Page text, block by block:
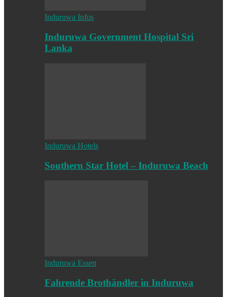
Induruwa Infos
Induruwa Government Hospital Sri
Lanka
Induruwa Hotels
Southern Star Hotel – Induruwa Beach
Induruwa Essen
Fahrende Brothändler in Induruwa